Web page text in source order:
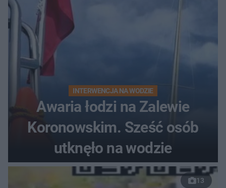
INTERWENCJA NA WODZIE
Awaria łodzi na Zalewie
Koronowskim. Sześć osób
utknęło na wodzie
13